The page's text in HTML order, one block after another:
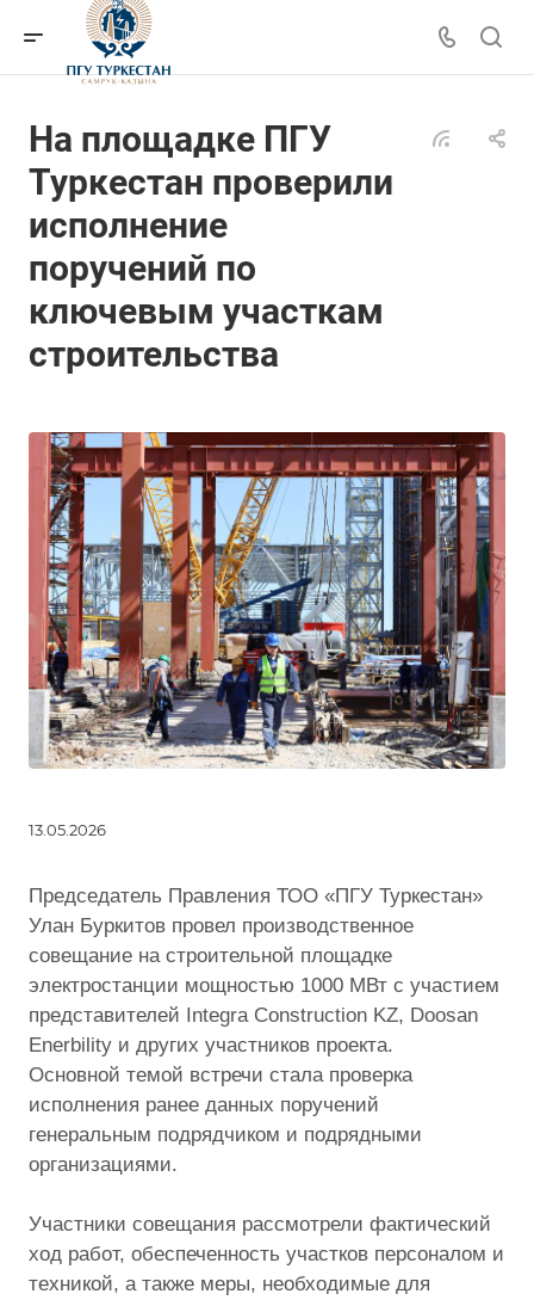
На площадке ПГУ
Туркестан проверили
исполнение
поручений по
ключевым участкам
строительства
13.05.2026
Председатель Правления ТОО «ПГУ Туркестан»
Улан Буркитов провел производственное
совещание на строительной площадке
электростанции мощностью 1000 МВт с участием
представителей Integra Construction KZ, Doosan
Enerbility и других участников проекта.
Основной темой встречи стала проверка
исполнения ранее данных поручений
генеральным подрядчиком и подрядными
организациями.
Участники совещания рассмотрели фактический
ход работ, обеспеченность участков персоналом и
техникой, а также меры, необходимые для